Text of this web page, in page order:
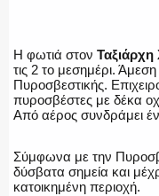
Η φωτιά στον Ταξιάρχη
τις 2 το μεσημέρι.
Πυροσβεστικής.
πυροσβέστες με δέκα
Από αέρος συνδράμει
Σύμφωνα με την
δύσβατα σημεία και
κατοικημένη περιοχή.